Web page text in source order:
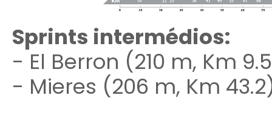
Sprints intermédios:
- El Berron (210 m, Km
- Mieres (206 m, Km